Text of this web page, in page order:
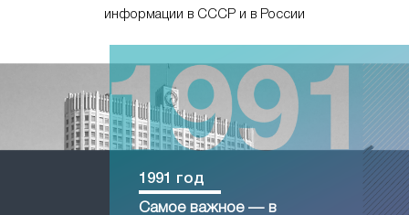
информации в СССР и в России
1991 год
Самое важное — в